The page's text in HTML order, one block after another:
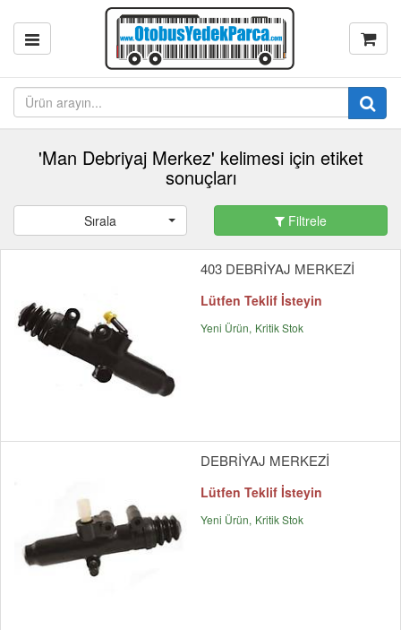
'Man Debriyaj Merkez' kelimesi için etiket
sonuçları
Sırala Filtrele
403 DEBRİYAJ MERKEZİ
Lütfen Teklif İsteyin
Yeni Ürün Kritik Stok
DEBRİYAJ MERKEZİ
Lütfen Teklif İsteyin
Yeni Ürün Kritik Stok